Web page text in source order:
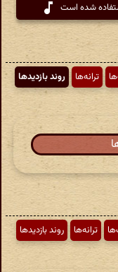
شده است
ترانه‌ها
روند بازدیدها
ترانه‌ها
روند بازدیدها